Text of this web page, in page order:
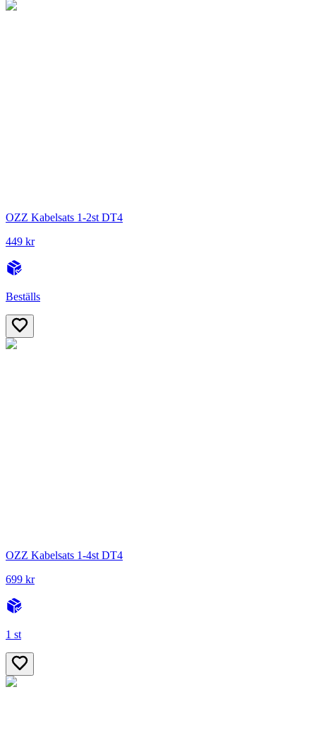
OZZ Kabelsats 1-2st DT4
449 kr
Beställs
OZZ Kabelsats 1-4st DT4
699 kr
1 st